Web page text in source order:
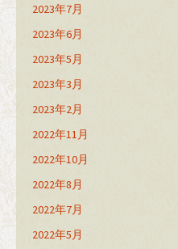
2023年7月
2023年6月
2023年5月
2023年3月
2023年2月
2022年11月
2022年10月
2022年8月
2022年7月
2022年5月